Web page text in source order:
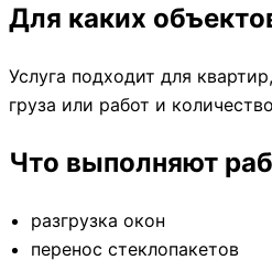
Для каких
Услуга подходит для
груза или работ и
Что выполняют
разгрузка окон
перенос стеклопакетов